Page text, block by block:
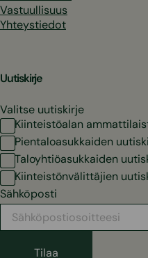
Vastuullisuus
Yhteystiedot
Uutiskirje
Valitse uutiskirje
Kiinteistöalan
Pientaloasukkaiden
Taloyhtiöasukkaiden
Kiinteistönvälittäjien
Sähköposti